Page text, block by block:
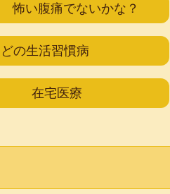
怖い腹痛でないかな？
の生活習慣病
在宅医療